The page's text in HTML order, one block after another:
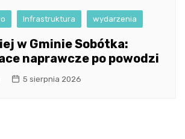
Infrastruktura wydarzenia
w Gminie Sobótka:
naprawcze po powodzi
5 sierpnia 2026